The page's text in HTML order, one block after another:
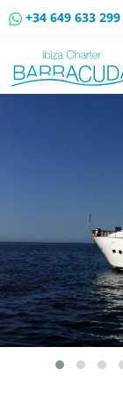
+34 649 633 299
RUTAS EN BARCO
EVENTOS
BLOG